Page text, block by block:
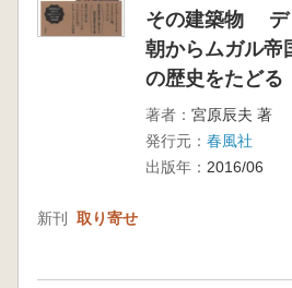
その建築物 デ
朝からムガル帝
の歴史をたどる
著者： 宮原辰夫 著
発行元： 春風社
出版年： 2016/06
新刊 取り寄せ